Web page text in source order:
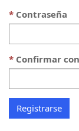
Contraseña
Confirmar